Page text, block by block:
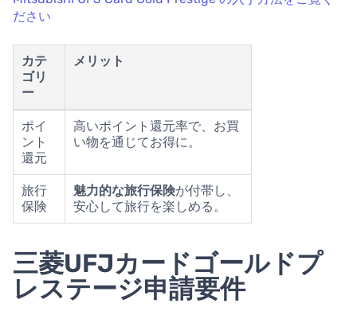
ださい
カテ
ゴリ
ー
メリット
ポイ
ント
還元
高いポイント還元率で、お買
い物を通じてお得に。
旅行
保険
魅力的な旅行保険が付帯し、
安心して旅行を楽しめる。
三菱UFJカードゴールドプ
レステージ申請要件